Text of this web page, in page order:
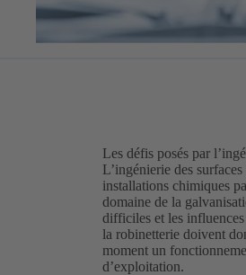
Les défis posés par
L’ingénierie des
installations chimiques
domaine de la
difficiles et les influences
la robinetterie doivent
moment un
d’exploitation.